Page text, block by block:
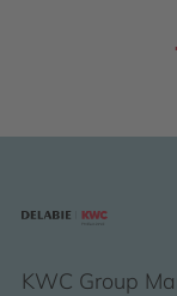
KWC Group